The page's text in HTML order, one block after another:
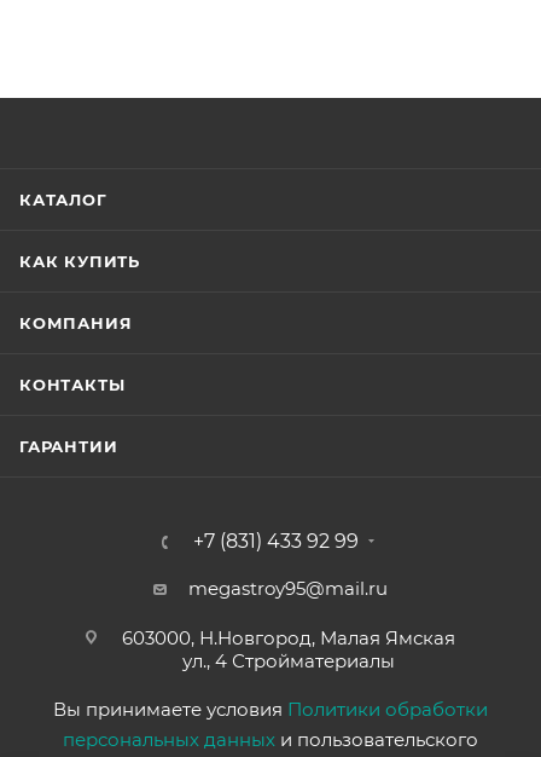
КАТАЛОГ
КАК КУПИТЬ
КОМПАНИЯ
КОНТАКТЫ
ГАРАНТИИ
+7 (831) 433 92 99
megastroy95@mail.ru
603000, Н.Новгород, Малая Ямская
ул., 4 Стройматериалы
Вы принимаете условия Политики обработки
персональных данных и пользовательского